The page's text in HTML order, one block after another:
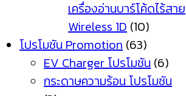
เครื่องอ่านบาร์โค้ดไร้สาย
Wireless 1D (10)
โปรโมชัน Promotion (63)
EV Charger โปรโมชัน (6)
กระดาษความร้อน โปรโมชัน